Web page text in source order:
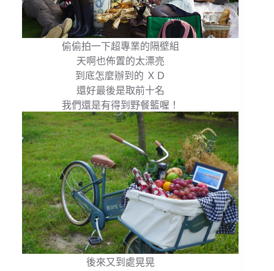
偷偷拍一下超專業的隔壁組
天啊也佈置的太漂亮
到底怎麼辦到的 ＸＤ
還好最後是取前十名
我們還是有得到野餐籃喔！
後來又到處晃晃